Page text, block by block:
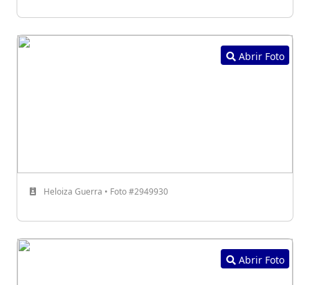
Abrir Foto
Heloiza Guerra • Foto #2949930
Abrir Foto